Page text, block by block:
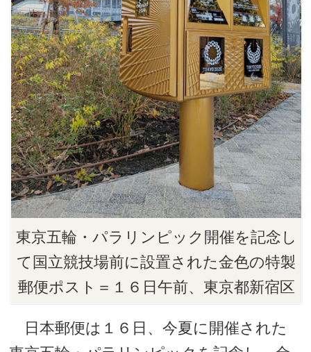
東京五輪・パラリンピック開催を記念し
て国立競技場前に設置された金色の特製
郵便ポスト＝１６日午前、東京都新宿区
日本郵便は１６日、今夏に開催された